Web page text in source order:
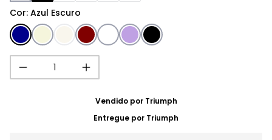
Cor: Azul Escuro
Vendido por Triumph
Entregue por Triumph